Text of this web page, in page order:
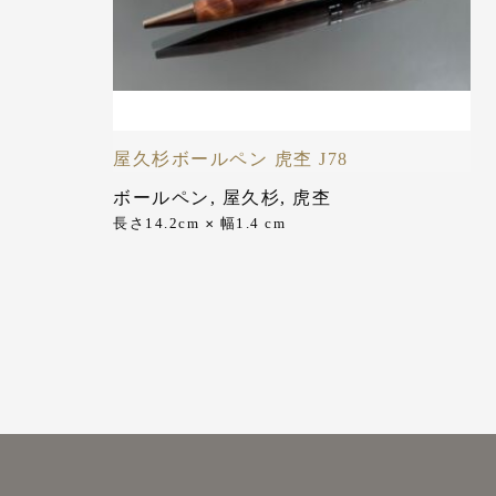
屋久杉ボールペン 虎杢 J78
ボールペン , 屋久杉, 虎杢
長さ14.2cm ✕ 幅1.4 cm